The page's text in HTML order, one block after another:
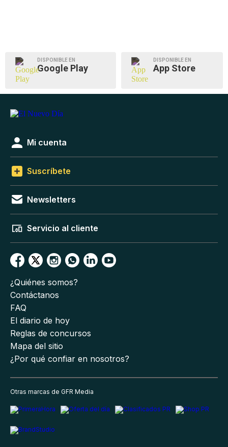
DISPONIBLE EN
Google Play
DISPONIBLE EN
App Store
Mi cuenta
Suscríbete
Newsletters
Servicio al cliente
¿Quiénes somos?
Contáctanos
FAQ
El diario de hoy
Reglas de concursos
Mapa del sitio
¿Por qué confiar en nosotros?
Otras marcas de GFR Media